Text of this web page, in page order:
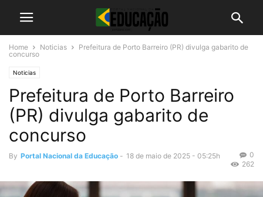
Home Noticias
Prefeitura de Porto Barreiro (PR) divulga gabarito de
concurso
Noticias
Prefeitura de Porto Barreiro
(PR) divulga gabarito de
concurso
By Portal Nacional da Educação - 18 de maio de 2025 - 05:25h
0
262